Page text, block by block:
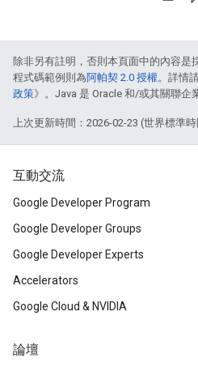
除非另有註明，否則本頁面中的內容是
程式碼範例則為阿帕契 2.0 授權。詳情
政策》。Java 是 Oracle 和/或其關聯企
上次更新時間：2026-02-23 (世界標準時
互動交流
Google Developer Program
Google Developer Groups
Google Developer Experts
Accelerators
Google Cloud & NVIDIA
論壇